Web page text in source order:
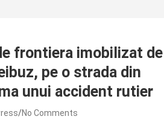
frontiera imobilizat de
pe o strada din
unui accident rutier
No Comments